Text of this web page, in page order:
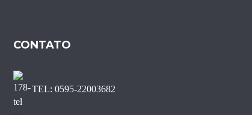
CONTATO
TEL: 0595-22003682